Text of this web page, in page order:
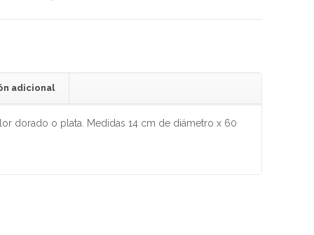
adicional
dorado o plata. Medidas 14 cm de diámetro x 60